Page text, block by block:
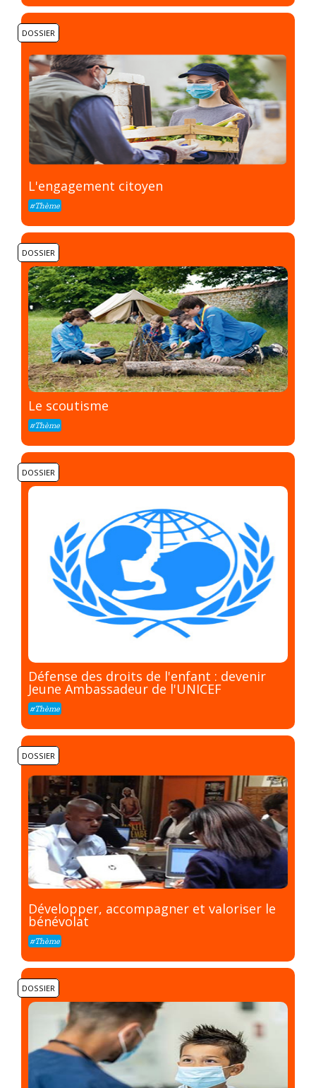
DOSSIER
L'engagement citoyen
#Thème
DOSSIER
Le scoutisme
#Thème
DOSSIER
Défense des droits de l'enfant : devenir
Jeune Ambassadeur de l'UNICEF
#Thème
DOSSIER
Développer, accompagner et valoriser le
bénévolat
#Thème
DOSSIER